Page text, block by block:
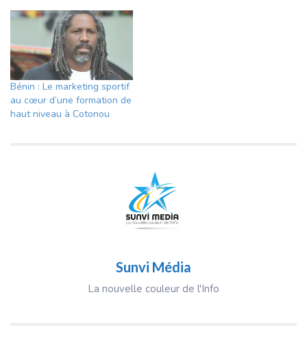
Bénin : Le marketing sportif
au cœur d’une formation de
haut niveau à Cotonou
Sunvi Média
La nouvelle couleur de l'Info